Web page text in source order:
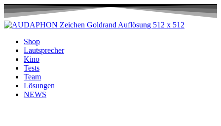
Shop
Lautsprecher
Kino
Tests
Team
Lösungen
NEWS